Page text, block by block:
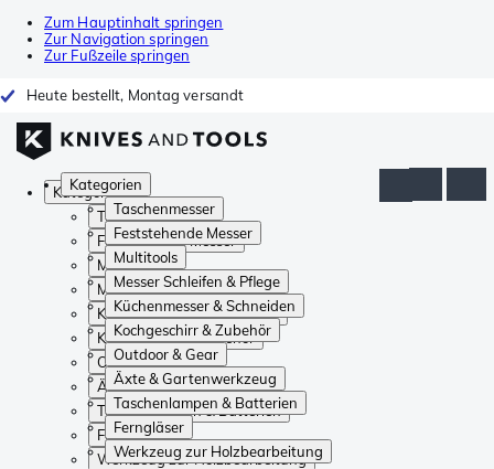
Zum Hauptinhalt springen
Zur Navigation springen
Zur Fußzeile springen
Heute bestellt, Montag versandt
Kategorien
Taschenmesser
Feststehende Messer
Multitools
Messer Schleifen & Pflege
Küchenmesser & Schneiden
Kochgeschirr & Zubehör
Outdoor & Gear
Äxte & Gartenwerkzeug
Taschenlampen & Batterien
Ferngläser
Werkzeug zur Holzbearbeitung
Kategorien
Taschenmesser
Feststehende Messer
Multitools
Messer Schleifen & Pflege
Küchenmesser & Schneiden
Kochgeschirr & Zubehör
Outdoor & Gear
Äxte & Gartenwerkzeug
Taschenlampen & Batterien
Ferngläser
Werkzeug zur Holzbearbeitung